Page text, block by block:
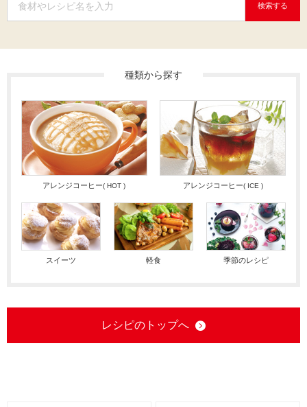
検索する
種類から探す
アレンジコーヒー( HOT ) アレンジコーヒー( ICE )
スイーツ 軽食 季節のレシピ
レシピのトップへ